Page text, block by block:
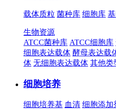
载体质粒 菌种库 细胞库
生物资源
ATCC菌种库 ATCC细胞库
细胞表达载体 酵母表达载
体 无细胞表达载体 其他类
细胞培养
细胞培养基 血清 细胞添加